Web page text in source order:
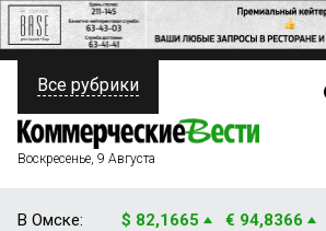
ПОЛИТИКА
ФИНАНСЫ
Все рубрики
Воскресенье, 9 Августа
В Омске: $ 82,1665 € 94,8366